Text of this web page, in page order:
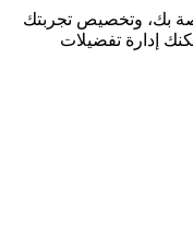
بك، وتخصيص تجربتك
إدارة تفضيلات